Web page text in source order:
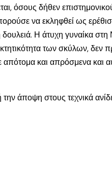
όσους δήθεν
να εκληφθεί ως
Η άτυχη γυναίκα
των σκύλων, δεν
και απρόσμενα και
την άποψη στους τεχνικά